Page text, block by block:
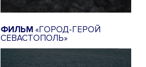
ФИЛЬМ«ГОРОД-ГЕРОЙ
СЕВАСТОПОЛЬ»